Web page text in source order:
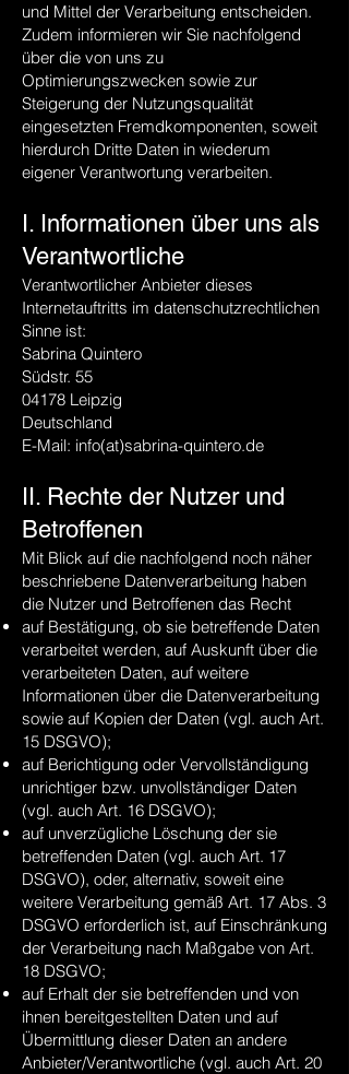
und Mittel der Verarbeitung entscheiden.
Zudem informieren wir Sie nachfolgend
über die von uns zu
Optimierungszwecken sowie zur
Steigerung der Nutzungsqualität
eingesetzten Fremdkomponenten, soweit
hierdurch Dritte Daten in wiederum
eigener Verantwortung verarbeiten.
I. Informationen über uns als
Verantwortliche
Verantwortlicher Anbieter dieses
Internetauftritts im datenschutzrechtlichen
Sinne ist:
Sabrina Quintero
Südstr. 55
04178 Leipzig
Deutschland
E-Mail: info(at)sabrina-quintero.de
II. Rechte der Nutzer und
Betroffenen
Mit Blick auf die nachfolgend noch näher
beschriebene Datenverarbeitung haben
die Nutzer und Betroffenen das Recht
auf Bestätigung, ob sie betreffende Daten
verarbeitet werden, auf Auskunft über die
verarbeiteten Daten, auf weitere
Informationen über die Datenverarbeitung
sowie auf Kopien der Daten (vgl. auch Art.
15 DSGVO);
auf Berichtigung oder Vervollständigung
unrichtiger bzw. unvollständiger Daten
(vgl. auch Art. 16 DSGVO);
auf unverzügliche Löschung der sie
betreffenden Daten (vgl. auch Art. 17
DSGVO), oder, alternativ, soweit eine
weitere Verarbeitung gemäß Art. 17 Abs. 3
DSGVO erforderlich ist, auf Einschränkung
der Verarbeitung nach Maßgabe von Art.
18 DSGVO;
auf Erhalt der sie betreffenden und von
ihnen bereitgestellten Daten und auf
Übermittlung dieser Daten an andere
Anbieter/Verantwortliche (vgl. auch Art. 20